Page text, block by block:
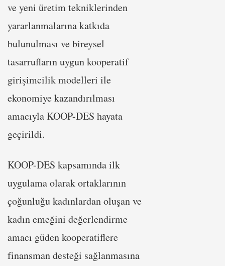
ve yeni üretim tekniklerinden
yararlanmalarına katkıda
bulunulması ve bireysel
tasarrufların uygun kooperatif
girişimcilik modelleri ile
ekonomiye kazandırılması
amacıyla KOOP-DES hayata
geçirildi.
KOOP-DES kapsamında ilk
uygulama olarak ortaklarının
çoğunluğu kadınlardan oluşan ve
kadın emeğini değerlendirme
amacı güden kooperatiflere
finansman desteği sağlanmasına